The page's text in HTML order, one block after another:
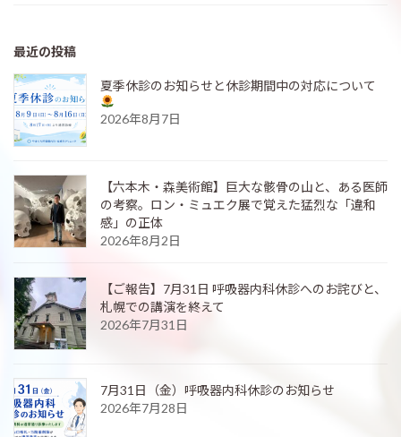
最近の投稿
夏季休診のお知らせと休診期間中の対応について
2026年8月7日
【六本木・森美術館】巨大な骸骨の山と、ある医師
の考察。ロン・ミュエク展で覚えた猛烈な「違和
感」の正体
2026年8月2日
【ご報告】7月31日 呼吸器内科休診へのお詫びと、
札幌での講演を終えて
2026年7月31日
7月31日（金）呼吸器内科休診のお知らせ
2026年7月28日